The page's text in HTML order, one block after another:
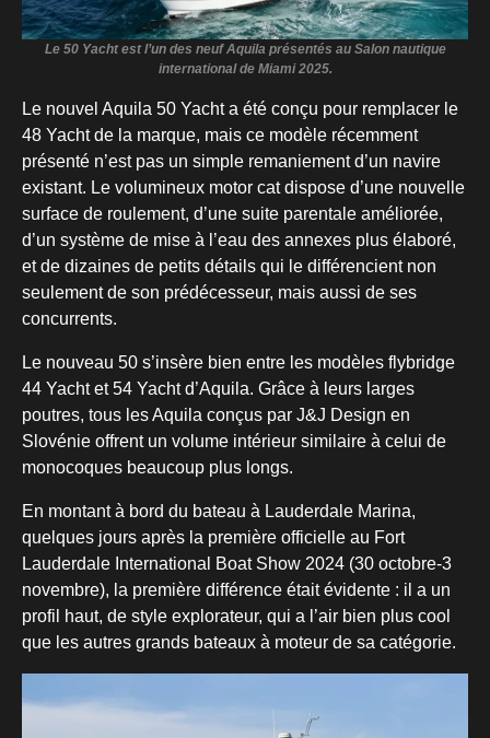
Le 50 Yacht est l’un des neuf Aquila présentés au Salon nautique
international de Miami 2025.
Le nouvel Aquila 50 Yacht a été conçu pour remplacer le
48 Yacht de la marque, mais ce modèle récemment
présenté n’est pas un simple remaniement d’un navire
existant. Le volumineux motor cat dispose d’une nouvelle
surface de roulement, d’une suite parentale améliorée,
d’un système de mise à l’eau des annexes plus élaboré,
et de dizaines de petits détails qui le différencient non
seulement de son prédécesseur, mais aussi de ses
concurrents.
Le nouveau 50 s’insère bien entre les modèles flybridge
44 Yacht et 54 Yacht d’Aquila. Grâce à leurs larges
poutres, tous les Aquila conçus par J&J Design en
Slovénie offrent un volume intérieur similaire à celui de
monocoques beaucoup plus longs.
En montant à bord du bateau à Lauderdale Marina,
quelques jours après la première officielle au Fort
Lauderdale International Boat Show 2024 (30 octobre-3
novembre), la première différence était évidente : il a un
profil haut, de style explorateur, qui a l’air bien plus cool
que les autres grands bateaux à moteur de sa catégorie.